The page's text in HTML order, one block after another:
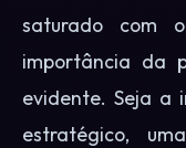
saturado com
importância da
evidente. Seja a
estratégico,